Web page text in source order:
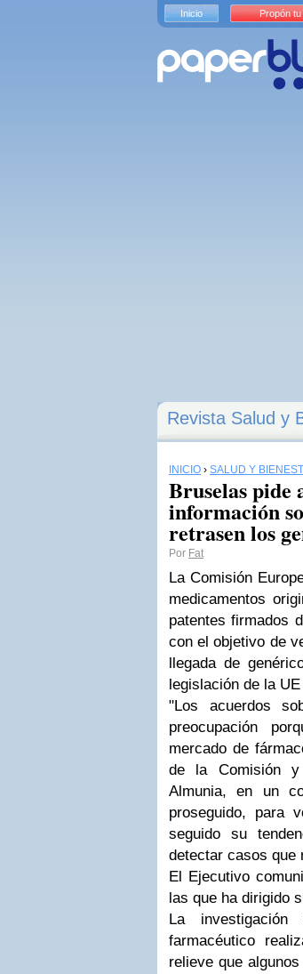
Revista Salud y
INICIO › SALUD Y
Bruselas pide
información
retrasen los
Por Fat
La Comisión
medicamentos
patentes firmados
con el objetivo de
llegada de
legislación de la
"Los acuerdos
preocupación
mercado de
de la Comisión y
Almunia, en un
proseguido, para
seguido su
detectar casos que
El Ejecutivo
las que ha dirigido
La
farmacéutico
relieve que
Inicio Propón tu